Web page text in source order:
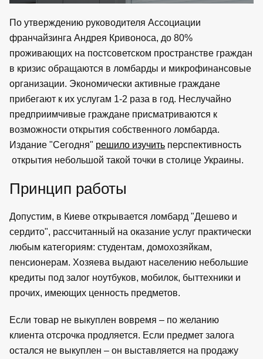
По утверждению руководителя Ассоциации
франчайзинга Андрея Кривоноса, до 80%
проживающих на постсоветском пространстве граждан
в кризис обращаются в ломбарды и микрофинансовые
организации. Экономически активные граждане
прибегают к их услугам 1-2 раза в год. Неслучайно
предприимчивые граждане присматриваются к
возможности открытия собственного ломбарда.
Издание "Сегодня" решило изучить перспективность
открытия небольшой такой точки в столице Украины.
Принцип работы
Допустим, в Киеве открывается ломбард "Дешево и
сердито", рассчитанный на оказание услуг практически
любым категориям: студентам, домохозяйкам,
пенсионерам. Хозяева выдают населению небольшие
кредиты под залог ноутбуков, мобилок, быттехники и
прочих, имеющих ценность предметов.
Если товар не выкуплен вовремя – по желанию
клиента отсрочка продляется. Если предмет залога
остался не выкуплен – он выставляется на продажу